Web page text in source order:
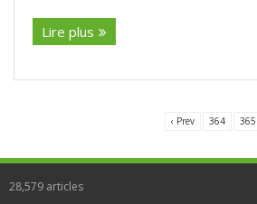
Lire plus
‹ Prev 364 365
28,579 articles